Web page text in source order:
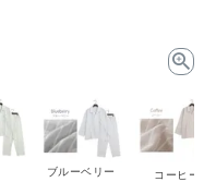
ブルーベリー コーヒー